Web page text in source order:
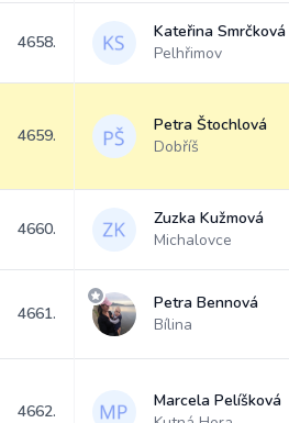
4658.
Kateřina Smrčková
Pelhřimov
4659.
Petra Štochlová
Dobříš
4660.
Zuzka Kužmová
Michalovce
4661.
Petra Bennová
Bílina
4662.
Marcela Pelíšková